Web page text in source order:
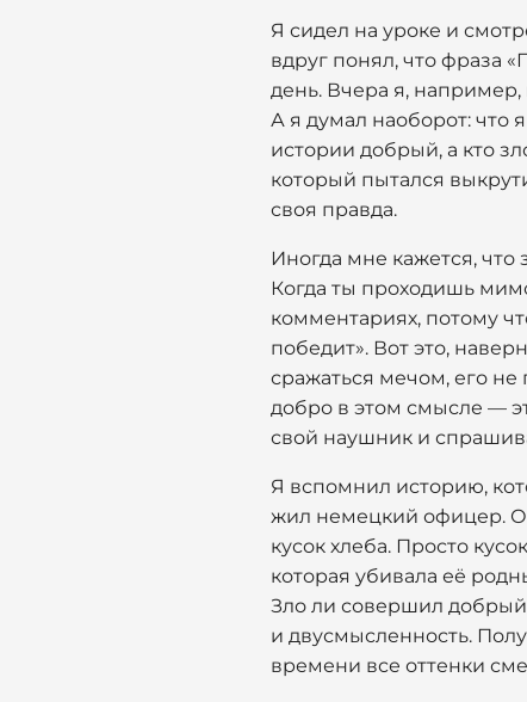
Я сидел на уроке и
вдруг понял, что фраза
день. Вчера я, например,
А я думал наоборот: что
истории добрый, а кто
который пытался
своя правда.
Иногда мне кажется, что
Когда ты проходишь
комментариях, потому
победит». Вот это,
сражаться мечом, его не
добро в этом смысле —
свой наушник и
Я вспомнил историю,
жил немецкий офицер.
кусок хлеба. Просто
которая убивала её
Зло ли совершил добрый
и двусмысленность.
времени все оттенки